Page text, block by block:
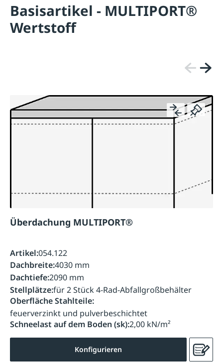
Basisartikel - MULTIPORT®
Wertstoff
Überdachung MULTIPORT®
Artikel:054.122
Dachbreite:4030 mm
Dachtiefe:2090 mm
Stellplätze:für 2 Stück 4-Rad-Abfallgroßbehälter
Oberfläche Stahlteile:
feuerverzinkt und pulverbeschichtet
Schneelast auf dem Boden (sk):2,00 kN/m²
Konfigurieren